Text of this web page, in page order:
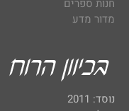
חנות ספרים
מדור מדע
נוסד: 2011